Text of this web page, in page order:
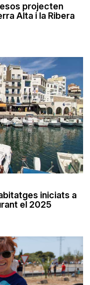
projecten
Alta i la Ribera
iniciats a
el 2025